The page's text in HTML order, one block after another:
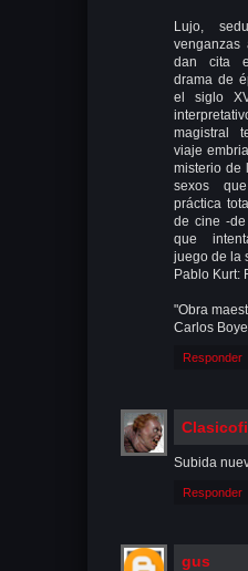
Lujo,
dan cita
drama de
el siglo
magistral
viaje
misterio de
sexos
práctica
de cine -
que
juego de la
Pablo Kurt:
"Obra
Carlos
Responder
Subida
Responder
gus